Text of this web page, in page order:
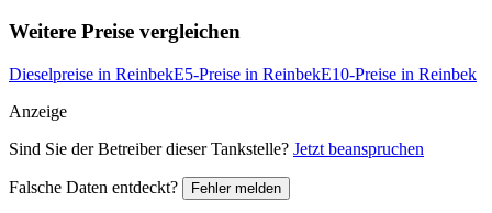
Weitere Preise vergleichen
Dieselpreise in ReinbekE5-Preise in ReinbekE10-Preise in Reinbek
Anzeige
Sind Sie der Betreiber dieser Tankstelle? Jetzt beanspruchen
Falsche Daten entdeckt? Fehler melden